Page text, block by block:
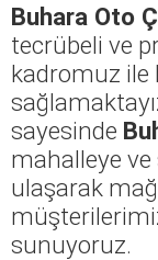
Buhara Oto
tecrübeli ve
kadromuz ile
sayesinde
mahalleye ve
ulaşarak
sunuyoruz.